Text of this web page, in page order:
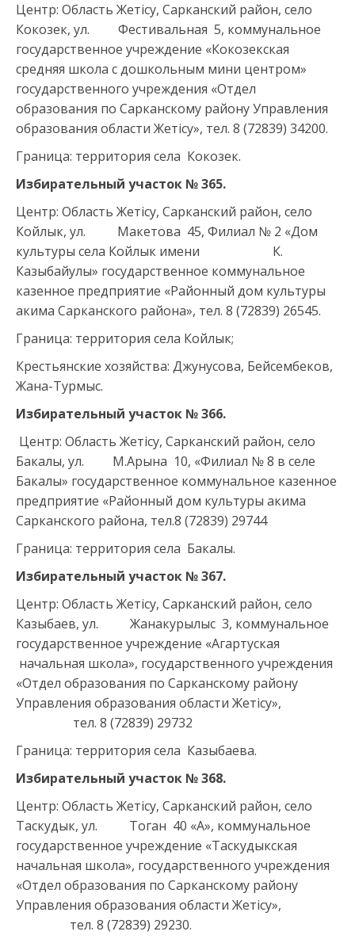
Центр: Область Жетісу, Сарканский район, село
Кокозек, ул. Фестивальная 5, коммунальное
государственное учреждение «Кокозекская
средняя школа с дошкольным мини центром»
государственного учреждения «Отдел
образования по Сарканскому району Управления
образования области Жетісу», тел. 8 (72839) 34200.
Граница: территория села Кокозек.
Избирательный участок № 365.
Центр: Область Жетісу, Сарканский район, село
Койлык, ул. Макетова 45, Филиал № 2 «Дом
культуры села Койлык имени К.
Казыбайулы» государственное коммунальное
казенное предприятие «Районный дом культуры
акима Сарканского района», тел. 8 (72839) 26545.
Граница: территория села Койлык;
Крестьянские хозяйства: Джунусова, Бейсембеков,
Жана-Турмыс.
Избирательный участок №366.
Центр: Область Жетісу, Сарканский район, село
Бакалы, ул. М.Арына 10, «Филиал № 8 в селе
Бакалы» государственное коммунальное казенное
предприятие «Районный дом культуры акима
Сарканского района, тел.8 (72839) 29744
Граница: территория села Бакалы.
Избирательный участок № 367.
Центр: Область Жетісу, Сарканский район, село
Казыбаев, ул. Жанакурылыс 3, коммунальное
государственное учреждение «Агартуская
начальная школа», государственного учреждения
«Отдел образования по Сарканскому району
Управления образования области Жетісу»,
тел. 8 (72839) 29732
Граница: территория села Казыбаева.
Избирательный участок № 368.
Центр: Область Жетісу, Сарканский район, село
Таскудык, ул. Тоган 40 «А», коммунальное
государственное учреждение «Таскудыкская
начальная школа», государственного учреждения
«Отдел образования по Сарканскому району
Управления образования области Жетісу»,
тел. 8 (72839) 29230.